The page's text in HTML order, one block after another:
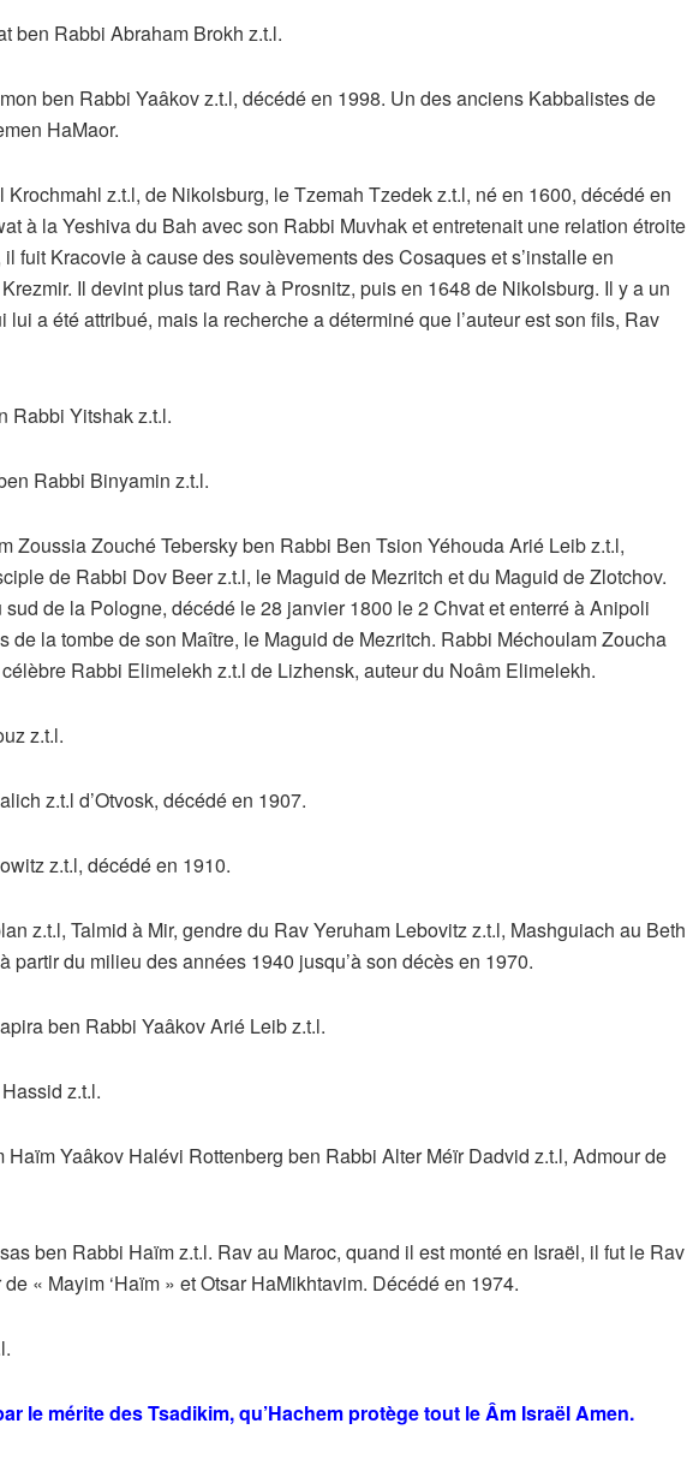
ben Rabbi Abraham Brokh z.t.l.
ben Rabbi Yaâkov z.t.l, décédé en 1998. Un des anciens Kabbalistes de
HaMaor.
z.t.l, de Nikolsburg, le Tzemah Tzedek z.t.l, né en 1600, décédé en
à la Yeshiva du Bah avec son Rabbi Muvhak et entretenait une relation étroite
fuit Kracovie à cause des soulèvements des Cosaques et s’installe en
Il devint plus tard Rav à Prosnitz, puis en 1648 de Nikolsburg. Il y a un
a été attribué, mais la recherche a déterminé que l’auteur est son fils, Rav
Rabbi Yitshak z.t.l.
Rabbi Binyamin z.t.l.
Zoussia Zouché Tebersky ben Rabbi Ben Tsion Yéhouda Arié Leib z.t.l,
de Rabbi Dov Beer z.t.l, le Maguid de Mezritch et du Maguid de Zlotchov.
de la Pologne, décédé le 28 janvier 1800 le 2 Chvat et enterré à Anipoli
de la tombe de son Maître, le Maguid de Mezritch. Rabbi Méchoulam Zoucha
Rabbi Elimelekh z.t.l de Lizhensk, auteur du Noâm Elimelekh.
z.t.l.
z.t.l d’Otvosk, décédé en 1907.
z.t.l, décédé en 1910.
z.t.l, Talmid à Mir, gendre du Rav Yeruham Lebovitz z.t.l, Mashguiach au Beth
partir du milieu des années 1940 jusqu’à son décès en 1970.
ben Rabbi Yaâkov Arié Leib z.t.l.
z.t.l.
Yaâkov Halévi Rottenberg ben Rabbi Alter Méïr Dadvid z.t.l, Admour de
ben Rabbi Haïm z.t.l. Rav au Maroc, quand il est monté en Israël, il fut le Rav
« Mayim ‘Haïm » et Otsar HaMikhtavim. Décédé en 1974.
le mérite des Tsadikim, qu’Hachem protège tout le Âm Israël Amen.